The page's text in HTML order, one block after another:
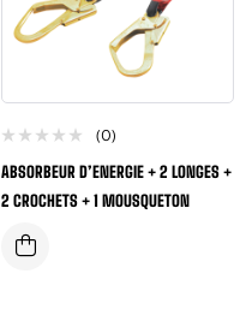
(0)
ABSORBEUR D’ENERGIE + 2 LONGES +
2 CROCHETS + 1 MOUSQUETON